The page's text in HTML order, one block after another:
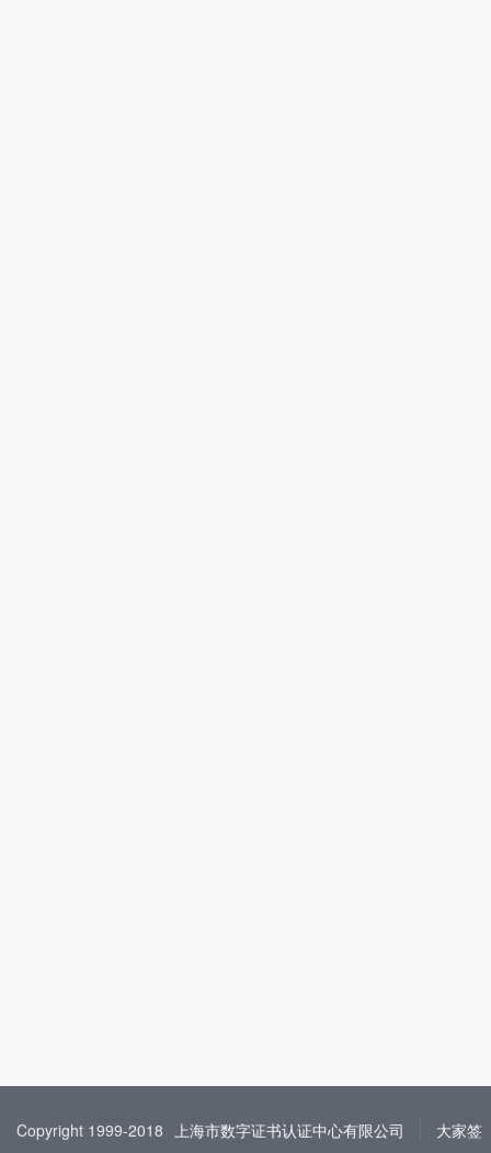
Copyright 1999-2018 上海市数字证书认证中心有限公司 大家签